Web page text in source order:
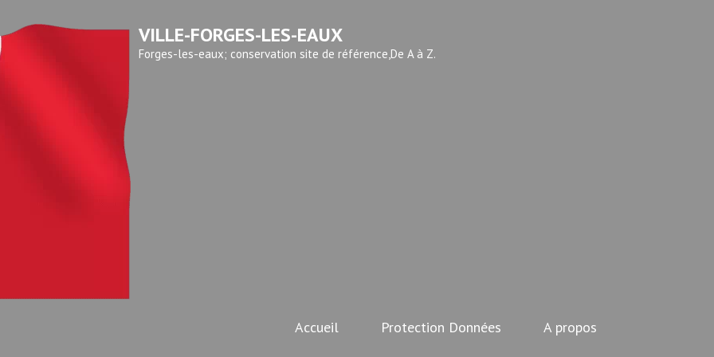
VILLE-FORGES-LES-EAUX
Forges-les-eaux; conservation site de référence,De A à Z.
Accueil Protection Données A propos